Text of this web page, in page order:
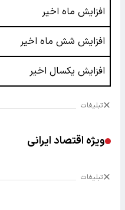
افزایش ماه اخیر
افزایش شش ماه اخیر
افزایش یکسال اخیر
تبلیغات
ویژه اقتصاد ایرانی
تبلیغات